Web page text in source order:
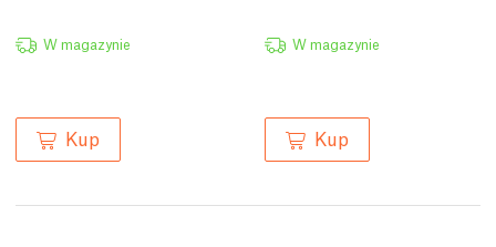
W magazynie
Kup
W magazynie
Kup